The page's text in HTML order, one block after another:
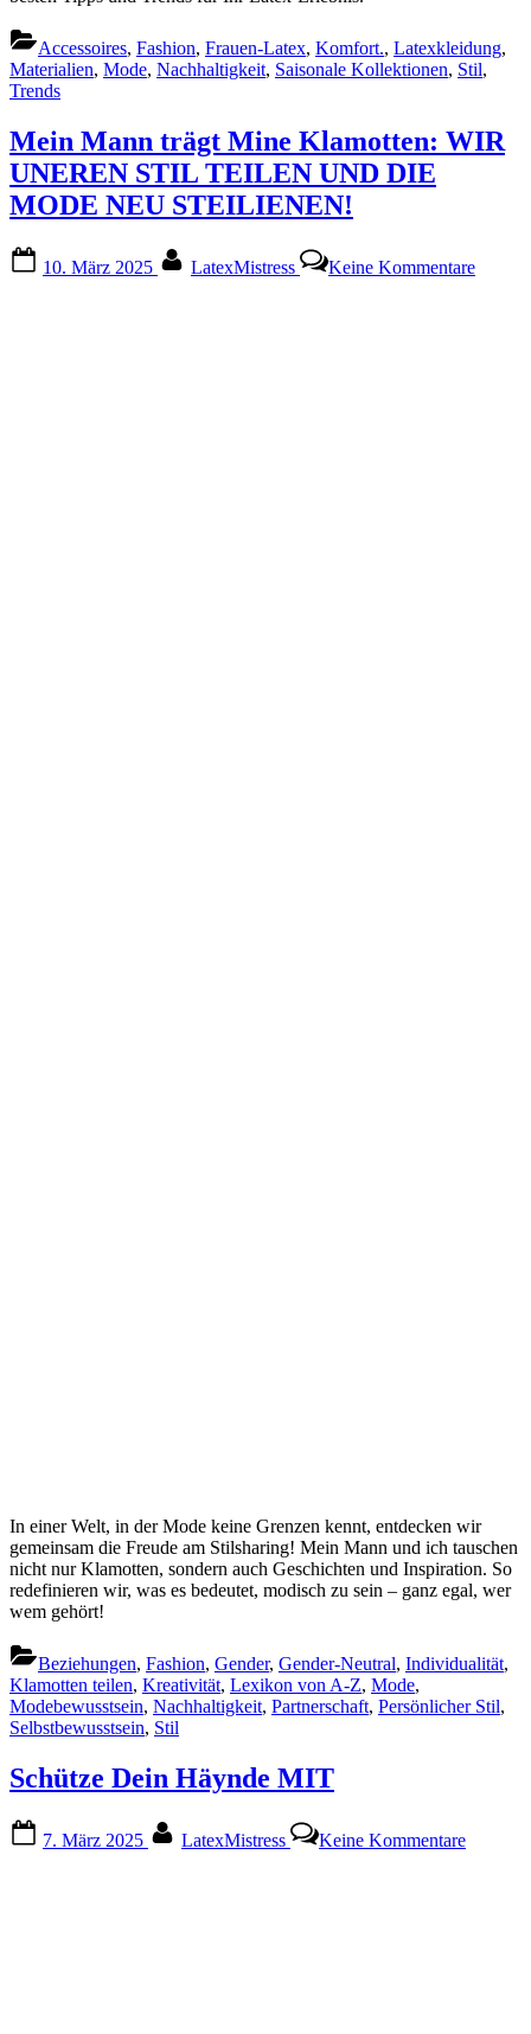
Mode,
Komfort
für
Dich!
Accessoires, Fashion, Frauen-Latex, Komfort., Latexkleidung,
Materialien, Mode, Nachhaltigkeit, Saisonale Kollektionen, Stil,
Trends
Mein Mann trägt Mine Klamotten: WIR
UNEREN STIL TEILEN UND DIE
MODE NEU STEILIENEN!
on
10. März 2025 LatexMistress Keine KommentareMein
In einer Welt, in der Mode keine Grenzen kennt, entdecken wir
gemeinsam die Freude am Stilsharing! Mein Mann und ich tauschen
nicht nur Klamotten, sondern auch Geschichten und Inspiration. So
redefinieren wir, was es bedeutet, modisch zu sein – ganz egal, wer
wem gehört!
Beziehungen, Fashion, Gender, Gender-Neutral, Individualität,
Klamotten teilen, Kreativität, Lexikon von A-Z, Mode,
Modebewusstsein, Nachhaltigkeit, Partnerschaft, Persönlicher Stil,
Selbstbewusstsein, Stil
Schütze Dein Häynde MIT
on
7. März 2025 LatexMistress Keine KommentareSchütze